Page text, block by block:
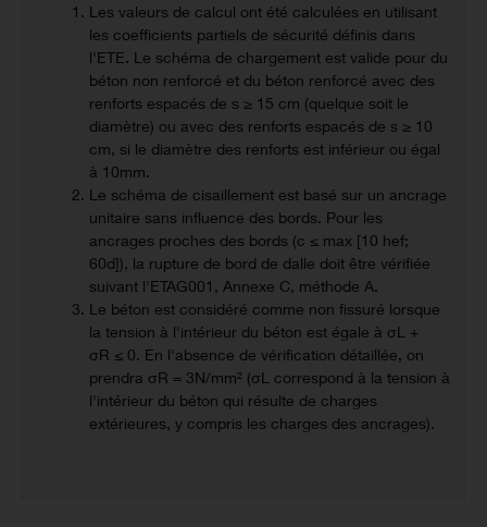
Les valeurs de calcul ont été calculées en utilisant
les coefficients partiels de sécurité définis dans
l'ETE. Le schéma de chargement est valide pour du
béton non renforcé et du béton renforcé avec des
renforts espacés de s ≥ 15 cm (quelque soit le
diamètre) ou avec des renforts espacés de s ≥ 10
cm, si le diamètre des renforts est inférieur ou égal
à 10mm.
Le schéma de cisaillement est basé sur un ancrage
unitaire sans influence des bords. Pour les
ancrages proches des bords (c ≤ max [10 hef;
60d]), la rupture de bord de dalle doit être vérifiée
suivant l'ETAG001, Annexe C, méthode A.
Le béton est considéré comme non fissuré lorsque
la tension à l'intérieur du béton est égale à σL +
σR ≤ 0. En l'absence de vérification détaillée, on
prendra σR = 3N/mm² (σL correspond à la tension à
l'intérieur du béton qui résulte de charges
extérieures, y compris les charges des ancrages).